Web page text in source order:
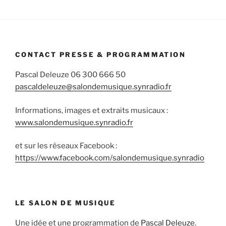
CONTACT PRESSE & PROGRAMMATION
Pascal Deleuze 06 300 666 50
pascaldeleuze@salondemusique.synradio.fr
Informations, images et extraits musicaux :
www.salondemusique.synradio.fr
et sur les réseaux Facebook :
https://www.facebook.com/salondemusique.synradio
LE SALON DE MUSIQUE
Une idée et une programmation de Pascal Deleuze.